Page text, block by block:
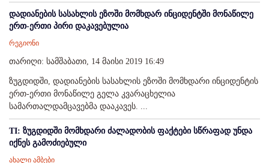
დადიანების სასახლის ეზოში მომხდარ ინციდენტში მონაწილე
ერთ-ერთი პირი დაკავებულია
რეგიონი
თარიღი: სამშაბათი, 14 მაისი 2019 16:49
ზუგდიდში, დადიანების სასახლის ეზოში მომხდარი ინციდენტის
ერთ-ერთი მონაწილე გელა კვარაცხელია
სამართალდამცავებმა დააკავეს. ...
TI: ზუგდიდში მომხდარი ძალადობის ფაქტები სწრაფად უნდა
იქნეს გამოძიებული
ახალი ამბები